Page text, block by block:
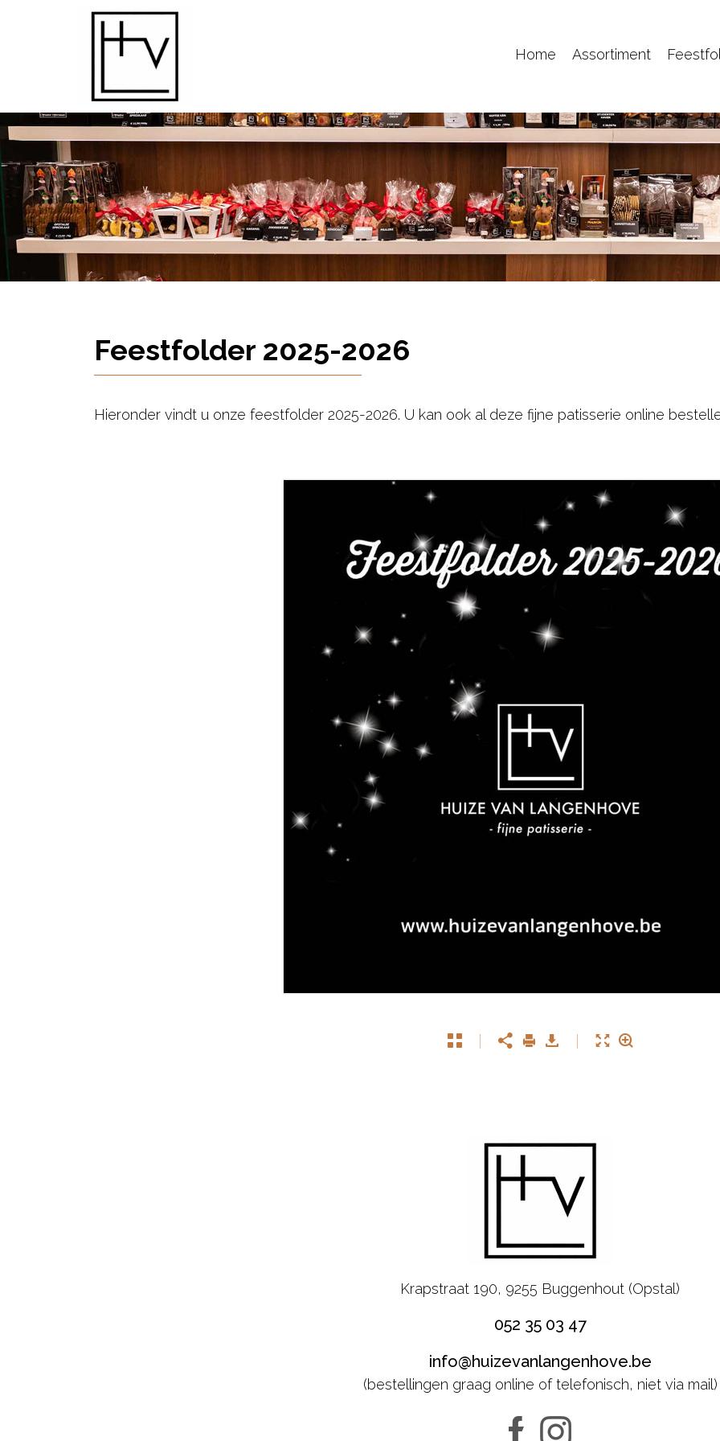
Feestfolder
Over
ons
Contact
Online bestellen
Home Assortiment
Feestfolder 2025-2026
Hieronder vindt u onze feestfolder 2025-2026. U kan ook al deze fijne patisserie online
Krapstraat 190, 9255 Buggenhout (Opstal)
052 35 03 47
info@huizevanlangenhove.be
(bestellingen graag online of telefonisch, niet via mail)